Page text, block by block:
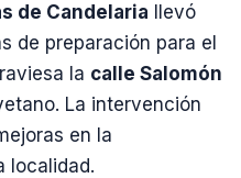
de Candelaria llevó
de preparación para el
la calle Salomón
La intervención
en la
localidad.